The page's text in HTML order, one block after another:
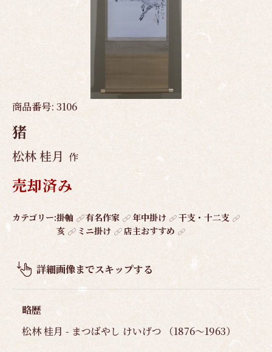
商品番号: 3106
猪
松林 桂月 作
売却済み
作
要
カテゴリー:掛軸 有名作家 年中掛け
干支・十二支
亥
ミニ掛け 店主おすすめ
詳細画像までスキップする
略歴
松林 桂月 - まつばやし けいげつ （1876～1963）